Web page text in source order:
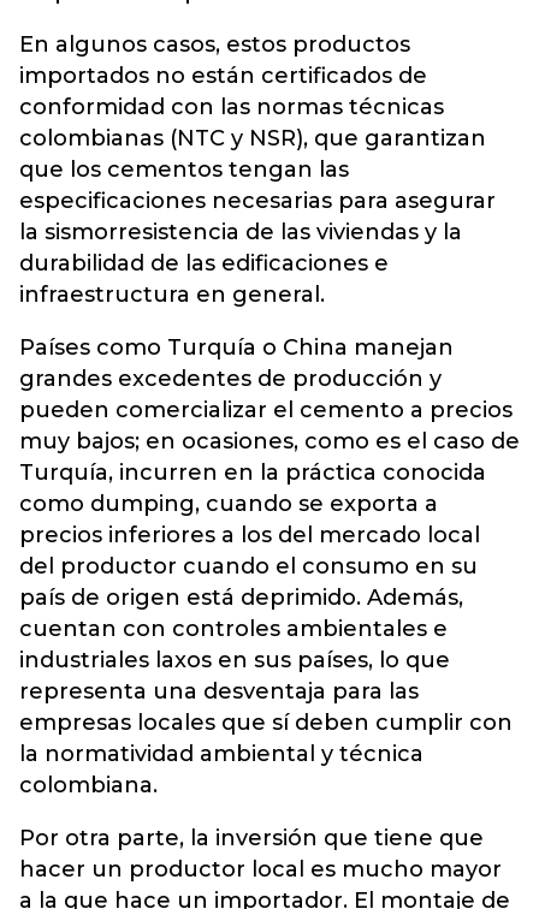
En algunos casos, estos productos
importados no están certificados de
conformidad con las normas técnicas
colombianas (NTC y NSR), que garantizan
que los cementos tengan las
especificaciones necesarias para asegurar
la sismorresistencia de las viviendas y la
durabilidad de las edificaciones e
infraestructura en general.
Países como Turquía o China manejan
grandes excedentes de producción y
pueden comercializar el cemento a precios
muy bajos; en ocasiones, como es el caso de
Turquía, incurren en la práctica conocida
como dumping, cuando se exporta a
precios inferiores a los del mercado local
del productor cuando el consumo en su
país de origen está deprimido. Además,
cuentan con controles ambientales e
industriales laxos en sus países, lo que
representa una desventaja para las
empresas locales que sí deben cumplir con
la normatividad ambiental y técnica
colombiana.
Por otra parte, la inversión que tiene que
hacer un productor local es mucho mayor
a la que hace un importador. El montaje de